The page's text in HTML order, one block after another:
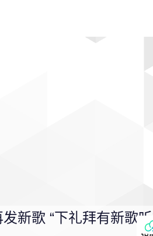
新歌 “下礼拜有新歌